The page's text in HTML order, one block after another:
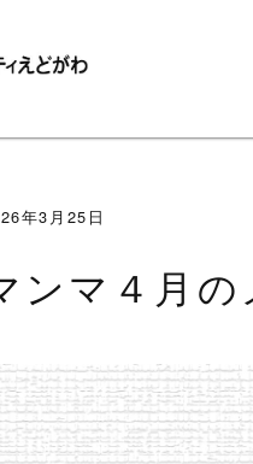
年3月25日
ンマ４月の